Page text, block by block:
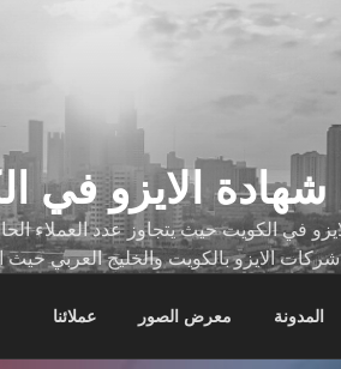
الايزو في
في الكويت حيث يتجاوز عدد العملاء
شركات الايزو بالكويت والخليج العربي
المدونة معرض الصور عملائنا